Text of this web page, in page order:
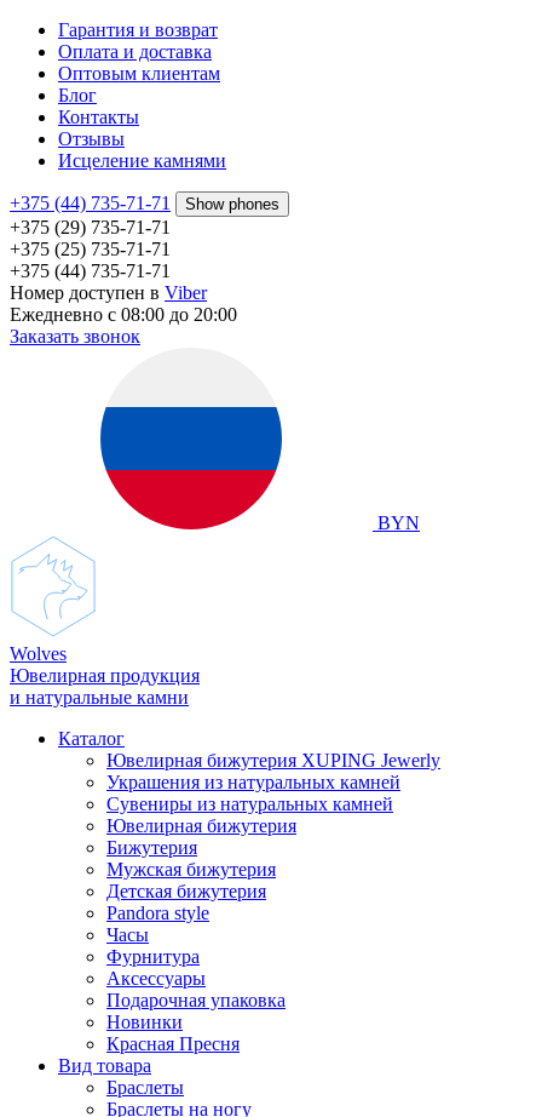
Гарантия и возврат
Оплата и доставка
Оптовым клиентам
Блог
Контакты
Отзывы
Исцеление камнями
+375 (44) 735-71-71 Show phones
+375 (29) 735-71-71
+375 (25) 735-71-71
+375 (44) 735-71-71
Номер доступен в Viber
Ежедневно с 08:00 до 20:00
Заказать звонок
BYN
Wolves
Ювелирная продукция
и натуральные камни
Каталог
Ювелирная бижутерия XUPING Jewerly
Украшения из натуральных камней
Сувениры из натуральных камней
Ювелирная бижутерия
Бижутерия
Мужская бижутерия
Детская бижутерия
Pandora style
Часы
Фурнитура
Аксеcсуары
Подарочная упаковка
Новинки
Красная Пресня
Вид товара
Браслеты
Браслеты на ногу